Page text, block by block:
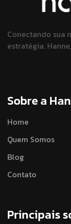
Conectando sua
estratégia.
Sobre a
Home
Quem Somos
Blog
Contato
Principais